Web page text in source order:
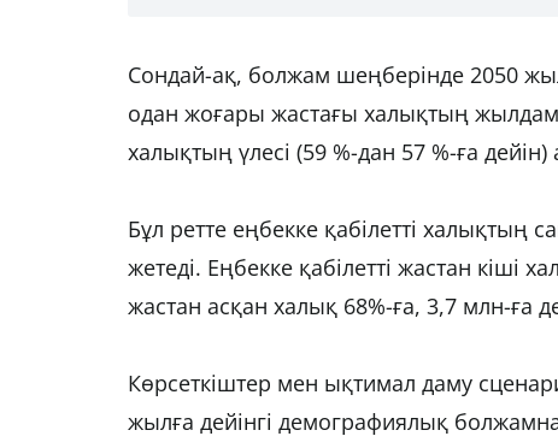
Сондай-ақ, болжам шеңберінде 2050
одан жоғары жастағы халықтың жылдам
халықтың үлесі (59 %-дан 57 %-ға дейін)
Бұл ретте еңбекке қабілетті халықтың
жетеді. Еңбекке қабілетті жастан кіші
жастан асқан халық 68%-ға, 3,7 млн-ға
Көрсеткіштер мен ықтимал даму
жылға дейінгі демографиялық